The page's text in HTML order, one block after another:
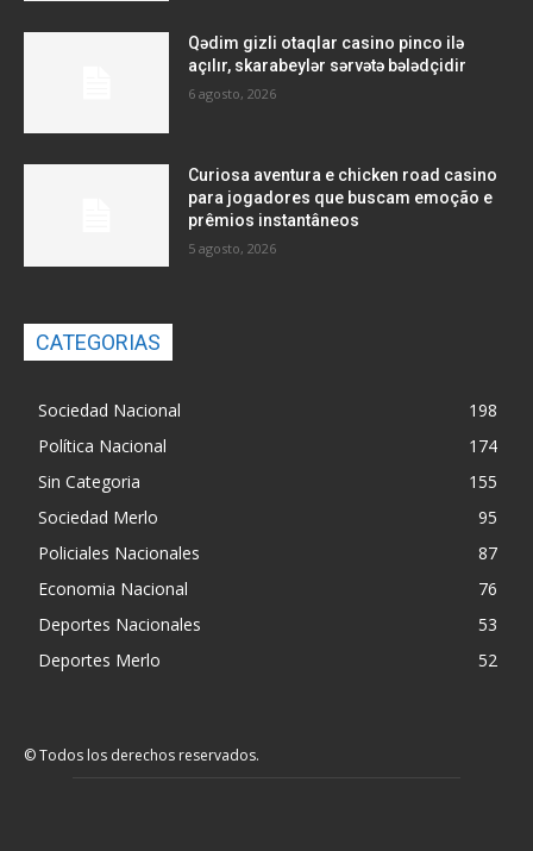
Qədim gizli otaqlar casino pinco ilə
açılır, skarabeylər sərvətə bələdçidir
6 agosto, 2026
Curiosa aventura e chicken road casino
para jogadores que buscam emoção e
prêmios instantâneos
5 agosto, 2026
CATEGORIAS
Sociedad Nacional
198
Política Nacional
174
Sin Categoria
155
Sociedad Merlo
95
Policiales Nacionales
87
Economia Nacional
76
Deportes Nacionales
53
Deportes Merlo
52
© Todos los derechos reservados.